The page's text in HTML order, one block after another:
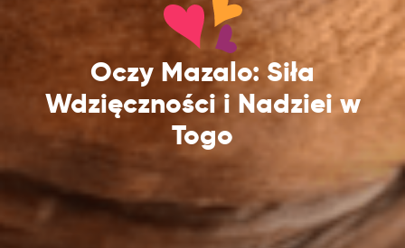
Oczy Mazalo: Siła
Wdzięczności i Nadziei w
Togo